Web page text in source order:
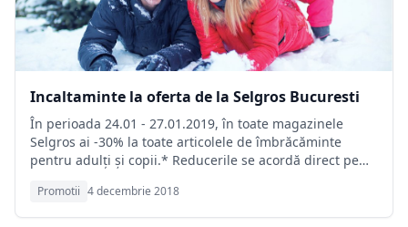
Incaltaminte la oferta de la Selgros Bucuresti
În perioada 24.01 - 27.01.2019, în toate magazinele
Selgros ai -30% la toate articolele de îmbrăcăminte
pentru adulți și copii.* Reducerile se acordă direct pe
SELGROS - clubul pasionatilor de cumparaturi!
Promotii 4 decembrie 2018